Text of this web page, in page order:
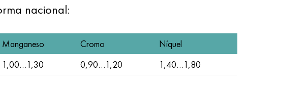
nacional:
Manganeso Cromo
Níquel
1,00…1,30 0,90…1,20 1,40…1,80